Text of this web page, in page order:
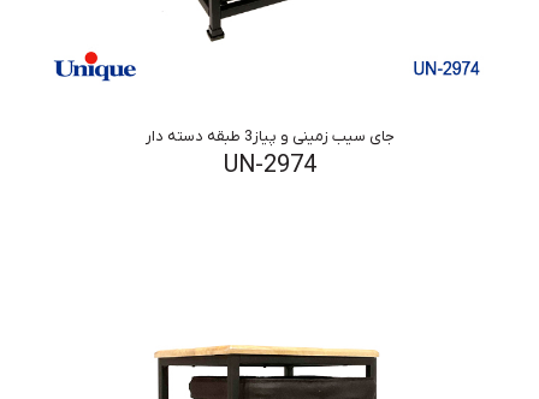
جای سیب زمینی و پیاز3 طبقه دسته دار
UN-2974